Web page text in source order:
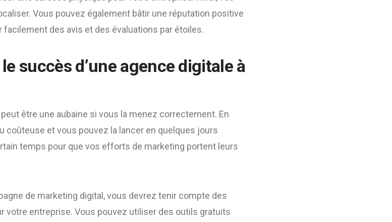
Vous pouvez également bâtir une réputation positive
des avis et des évaluations par étoiles.
succès d’une agence digitale à
être une aubaine si vous la menez correctement. En
coûteuse et vous pouvez la lancer en quelques jours
temps pour que vos efforts de marketing portent leurs
de marketing digital, vous devrez tenir compte des
votre entreprise. Vous pouvez utiliser des outils gratuits